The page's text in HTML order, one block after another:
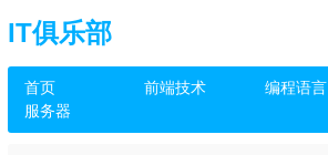
IT俱乐部
首页 前端技术 编程语言
服务器